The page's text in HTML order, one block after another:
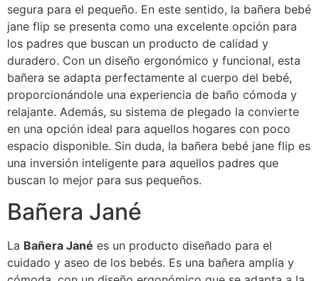
segura para el pequeño. En este sentido, la bañera bebé
jane flip se presenta como una excelente opción para
los padres que buscan un producto de calidad y
duradero. Con un diseño ergonómico y funcional, esta
bañera se adapta perfectamente al cuerpo del bebé,
proporcionándole una experiencia de baño cómoda y
relajante. Además, su sistema de plegado la convierte
en una opción ideal para aquellos hogares con poco
espacio disponible. Sin duda, la bañera bebé jane flip es
una inversión inteligente para aquellos padres que
buscan lo mejor para sus pequeños.
Bañera Jané
La Bañera Jané es un producto diseñado para el
cuidado y aseo de los bebés. Es una bañera amplia y